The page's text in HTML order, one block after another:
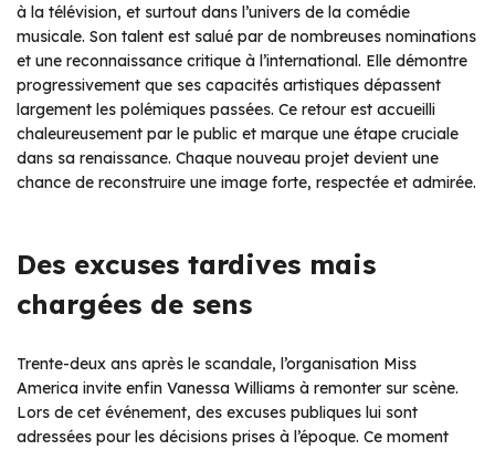
à la télévision, et surtout dans l’univers de la comédie
musicale. Son talent est salué par de nombreuses nominations
et une reconnaissance critique à l’international. Elle démontre
progressivement que ses capacités artistiques dépassent
largement les polémiques passées. Ce retour est accueilli
chaleureusement par le public et marque une étape cruciale
dans sa renaissance. Chaque nouveau projet devient une
chance de reconstruire une image forte, respectée et admirée.
Des excuses tardives mais
chargées de sens
Trente-deux ans après le scandale, l’organisation Miss
America invite enfin Vanessa Williams à remonter sur scène.
Lors de cet événement, des excuses publiques lui sont
adressées pour les décisions prises à l’époque. Ce moment